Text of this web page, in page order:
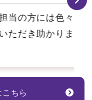
に対応して
心配..
ちら